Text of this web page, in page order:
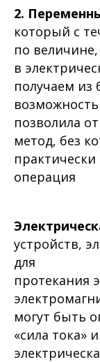
2.
который с
по
в
получаем из
позволила
метод, без
операция
устройств,
для
протекания
могут быть
«сила тока»